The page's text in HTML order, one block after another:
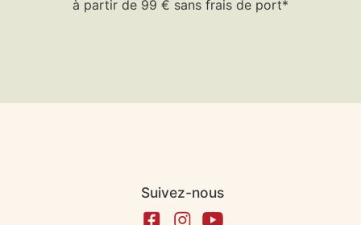
à partir de 99 € sans frais de port*
Suivez-nous